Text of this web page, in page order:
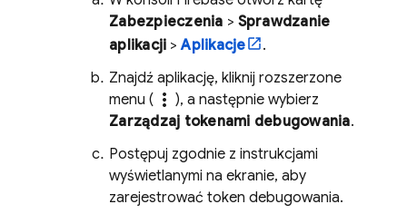
Zabezpieczenia > Sprawdzanie
aplikacji >Aplikacje
.
Znajdź aplikację, kliknij rozszerzone
menu ( more_vert ), a następnie wybierz
Zarządzaj tokenami debugowania.
Postępuj zgodnie z instrukcjami
wyświetlanymi na ekranie, aby
zarejestrować token debugowania.